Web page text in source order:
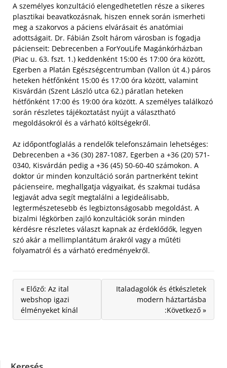
A személyes konzultáció elengedhetetlen része a sikeres
plasztikai beavatkozásnak, hiszen ennek során ismerheti
meg a szakorvos a páciens elvárásait és anatómiai
adottságait. Dr. Fábián Zsolt három városban is fogadja
pácienseit: Debrecenben a ForYouLife Magánkórházban
(Piac u. 63. fszt. 1.) keddenként 15:00 és 17:00 óra között,
Egerben a Platán Egészségcentrumban (Vallon út 4.) páros
heteken hétfőnként 15:00 és 17:00 óra között, valamint
Kisvárdán (Szent László utca 62.) páratlan heteken
hétfőnként 17:00 és 19:00 óra között. A személyes találkozó
során részletes tájékoztatást nyújt a választható
megoldásokról és a várható költségekről.
Az időpontfoglalás a rendelők telefonszámain lehetséges:
Debrecenben a +36 (30) 287-1087, Egerben a +36 (20) 571-
0340, Kisvárdán pedig a +36 (45) 50-60-40 számokon. A
doktor úr minden konzultáció során partnerként tekint
pácienseire, meghallgatja vágyaikat, és szakmai tudása
legjavát adva segít megtalálni a legideálisabb,
legtermészetesebb és legbiztonságosabb megoldást. A
bizalmi légkörben zajló konzultációk során minden
kérdésre részletes választ kapnak az érdeklődők, legyen
szó akár a mellimplantátum árakról vagy a műtéti
folyamatról és a várható eredményekről.
« Előző: Az ital
webshop igazi
élményeket kínál
Italadagolók és étkészletek
modern háztartásba
:Következő »